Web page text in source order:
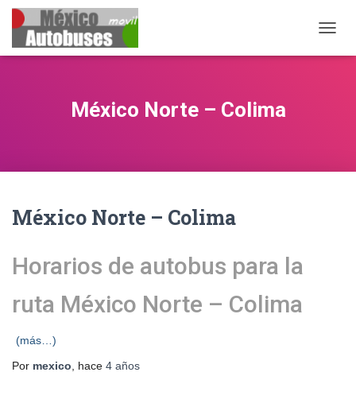
México Norte – Colima
México Norte – Colima
Horarios de autobus para la
ruta México Norte – Colima
(más…)
Por mexico , hace 4 años